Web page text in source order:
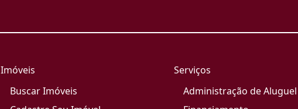
Imóveis
Buscar Imóveis
Serviços
Administração de Aluguel